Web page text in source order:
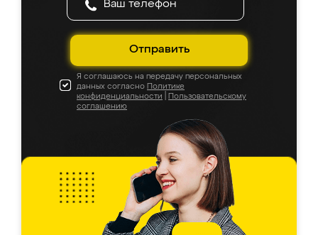
Отправить
Я соглашаюсь на передачу персональных
данных согласно Политике
конфиденциальности
Пользовательскому
соглашению